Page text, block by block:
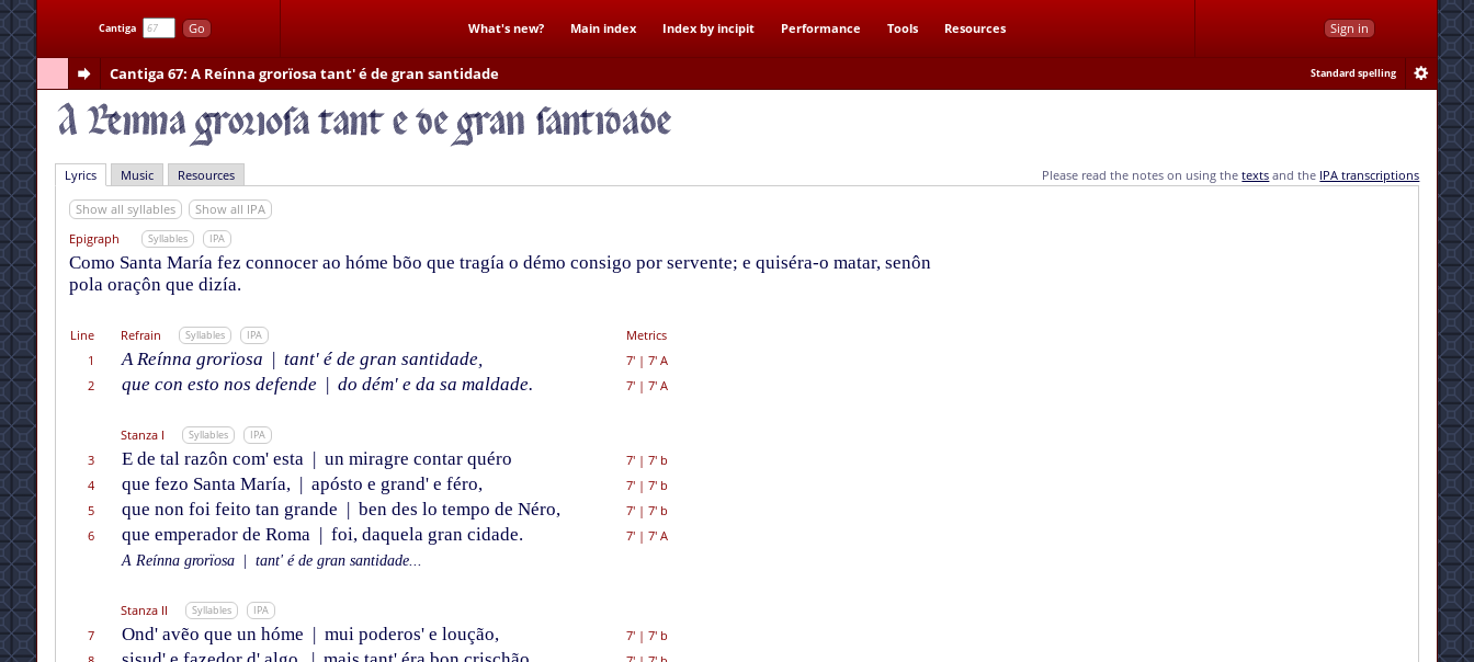
Cantiga Go What's new? Main index Index by incipit Performance Tools Resources Sign in
Cantiga 67: A Reínna grorïosa tant' é de gran santidade Standard spelling
Lyrics Music Resources Please read the notes on using thetexts and the IPA transcriptions
Show all syllables
Show all IPA
Epigraph
Syllables IPA
Como Santa María fez connocer ao hóme bõo que tragía o démo consigo por servente; e quiséra-o matar, senôn
pola oraçôn que dizía.
Line Refrain Syllables IPA
Metrics
1
A Reínna grorïosa | tant' é de gran santidade, 7'| 7' A
2
que con esto nos defende | do dém' e da sa maldade. 7'| 7' A
Stanza I Syllables IPA
3 E de tal razôn com' esta | un miragre contar quéro 7'| 7' b
4
que fezo Santa María, | apósto e grand' e féro, 7'| 7' b
5
que non foi feito tan grande | ben des lo tempo de Néro, 7'| 7' b
6
que emperador de Roma | foi, daquela gran cidade. 7'| 7' A
A Reínna grorïosa
tant' é de gran santidade...
Stanza II Syllables IPA
7 Ond' avẽo que un hóme | mui poderos' e loução, 7'| 7' b